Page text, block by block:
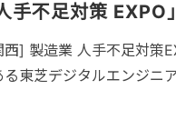
手不足対策 EXPO
] 製造業 人手不足対策
東芝デジタルエンジニ